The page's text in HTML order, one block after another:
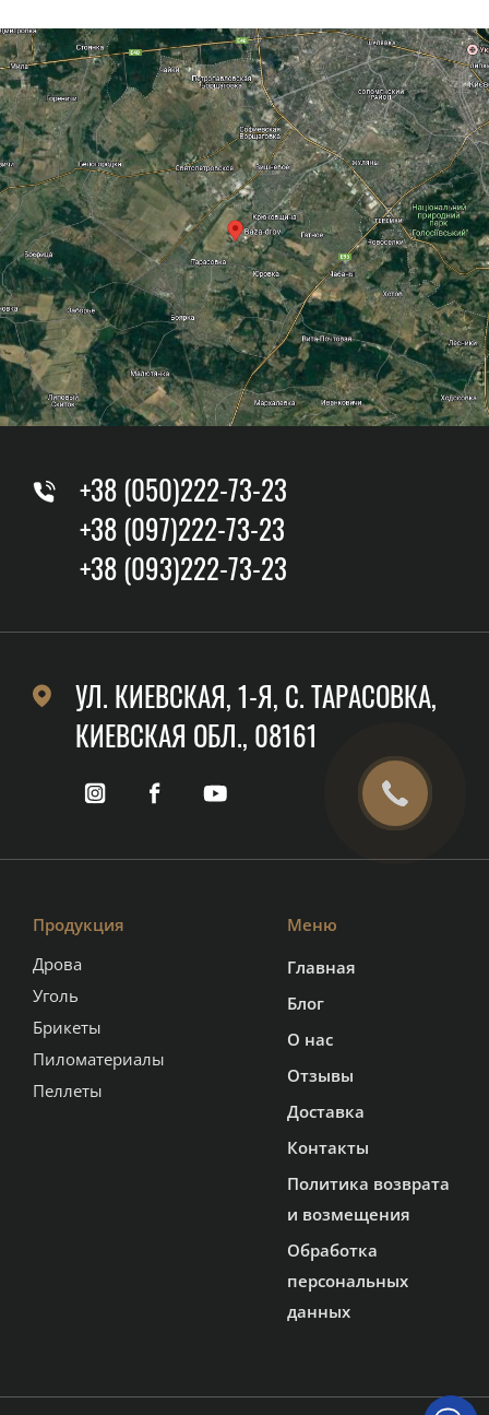
+38 (050)222-73-23
+38 (097)222-73-23
+38 (093)222-73-23
УЛ. КИЕВСКАЯ, 1-Я, C. ТАРАСОВКА,
КИЕВСКАЯ ОБЛ., 08161
Продукция
Дрова
Уголь
Брикеты
Пиломатериалы
Пеллеты
Меню
Главная
Блог
О нас
Отзывы
Доставка
Контакты
Политика возврата
и возмещения
Обработка
персональных
данных